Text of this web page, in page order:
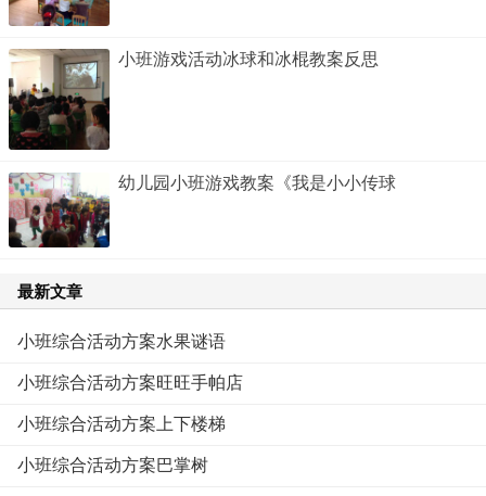
小班游戏活动冰球和冰棍教案反思
幼儿园小班游戏教案《我是小小传球
最新文章
小班综合活动方案水果谜语
小班综合活动方案旺旺手帕店
小班综合活动方案上下楼梯
小班综合活动方案巴掌树